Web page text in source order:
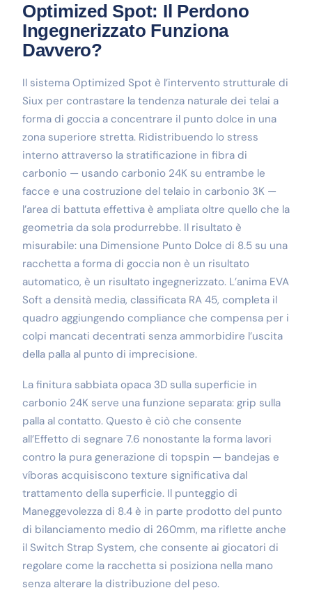
Optimized Spot: Il Perdono
Ingegnerizzato Funziona
Davvero?
Il sistema Optimized Spot è l’intervento strutturale di
Siux per contrastare la tendenza naturale dei telai a
forma di goccia a concentrare il punto dolce in una
zona superiore stretta. Ridistribuendo lo stress
interno attraverso la stratificazione in fibra di
carbonio — usando carbonio 24K su entrambe le
facce e una costruzione del telaio in carbonio 3K —
l’area di battuta effettiva è ampliata oltre quello che la
geometria da sola produrrebbe. Il risultato è
misurabile: una Dimensione Punto Dolce di 8.5 su una
racchetta a forma di goccia non è un risultato
automatico, è un risultato ingegnerizzato. L’anima EVA
Soft a densità media, classificata RA 45, completa il
quadro aggiungendo compliance che compensa per i
colpi mancati decentrati senza ammorbidire l’uscita
della palla al punto di imprecisione.
La finitura sabbiata opaca 3D sulla superficie in
carbonio 24K serve una funzione separata: grip sulla
palla al contatto. Questo è ciò che consente
all’Effetto di segnare 7.6 nonostante la forma lavori
contro la pura generazione di topspin — bandejas e
víboras acquisiscono texture significativa dal
trattamento della superficie. Il punteggio di
Maneggevolezza di 8.4 è in parte prodotto del punto
di bilanciamento medio di 260mm, ma riflette anche
il Switch Strap System, che consente ai giocatori di
regolare come la racchetta si posiziona nella mano
senza alterare la distribuzione del peso.